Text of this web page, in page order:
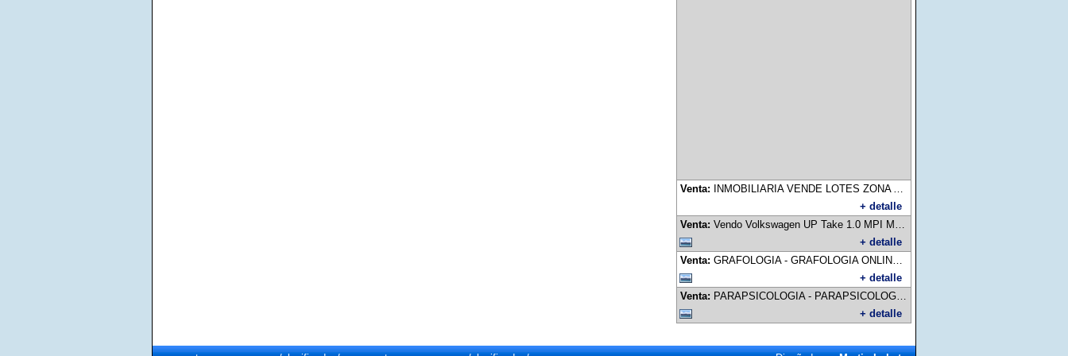
Venta:
INMOBILIARIA VENDE LOTES ZONA ALTA AV, DEL PINO Y AV. OJO DE AGUA TITULO PERFECTO SE RECIBE ENTREGA Y FINANCIACION PARA MAS INFO LLAMAR AL CEL. 3834621839 / 3834696946
+ detalle
Venta: Vendo Volkswagen UP Take 1.0 MPI Modelo 2018 en muy buen estado todo al día listo para transferir. Precio $13.500.000 escucho ofertas razonables yaya
+ detalle
Venta: GRAFOLOGIA - GRAFOLOGIA ONLINE / Estudie la carrera de Perito en Grafología apta para todo interesado y sin requisitos previos. / contacto: centroinstituto@hotmail.com / web: www.grafologiarosario.com
+ detalle
Venta: PARAPSICOLOGIA - PARAPSICOLOGIA ONLINE / Estudie la carrera de Parapsicología apta para todo interesado y sin requisitos previos. / contacto: centroinstituto@hotmail.com / web: www.parapsiquis.com
+ detalle